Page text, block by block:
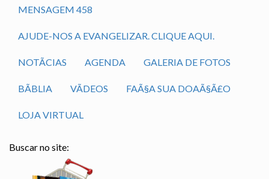
MENSAGEM 458
AJUDE-NOS A EVANGELIZAR. CLIQUE AQUI.
NOTÃ­CIAS AGENDA GALERIA DE FOTOS
BÃ­BLIA VÃ­DEOS FAÃ§A SUA DOAÃ§Ã£O
LOJA VIRTUAL
Buscar no site: